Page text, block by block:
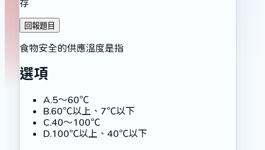
存
回報題目
食物安全的供應溫度是指
選項
A.5～60℃
B.60℃以上、7℃以下
C.40～100℃
D.100℃以上、40℃以下